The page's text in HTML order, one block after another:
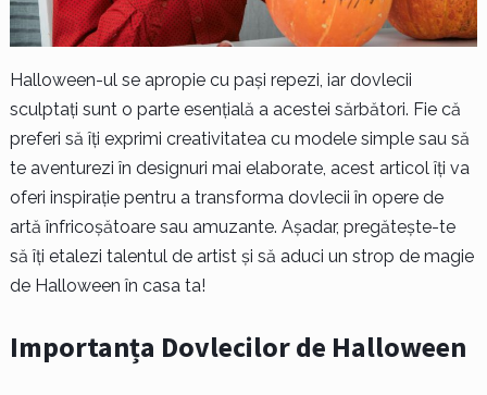
Halloween-ul se apropie cu pași repezi, iar dovlecii
sculptați sunt o parte esențială a acestei sărbători. Fie că
preferi să îți exprimi creativitatea cu modele simple sau să
te aventurezi în designuri mai elaborate, acest articol îți va
oferi inspirație pentru a transforma dovlecii în opere de
artă înfricoșătoare sau amuzante. Așadar, pregătește-te
să îți etalezi talentul de artist și să aduci un strop de magie
de Halloween în casa ta!
Importanța Dovlecilor de Halloween